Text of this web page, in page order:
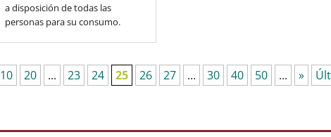
a disposición de todas las
personas para su consumo.
10 20 ... 23 24 25 26 27 ... 30 40 50 ... »